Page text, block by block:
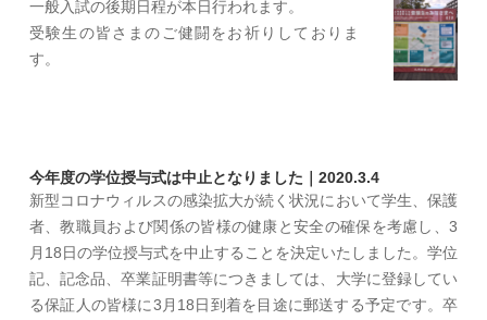
一般入試の後期日程が本日行われます。
受験生の皆さまのご健闘をお祈りしておりま
す。
今年度の学位授与式は中止となりました｜2020.3.4
新型コロナウィルスの感染拡大が続く状況において学生、保護
者、教職員および関係の皆様の健康と安全の確保を考慮し、3
月18日の学位授与式を中止することを決定いたしました。学位
記、記念品、卒業証明書等につきましては、大学に登録してい
る保証人の皆様に3月18日到着を目途に郵送する予定です。卒